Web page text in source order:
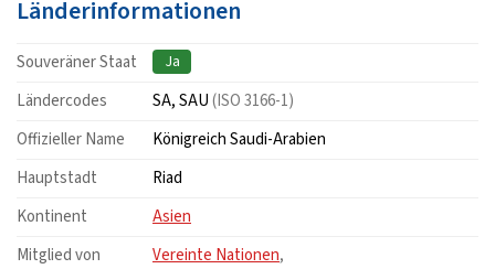
Länderinformationen
Souveräner Staat Ja
Ländercodes SA, SAU(ISO 3166-1)
Offizieller Name
Königreich Saudi-Arabien
Hauptstadt
Riad
Kontinent
Asien
Mitglied von
Vereinte Nationen,